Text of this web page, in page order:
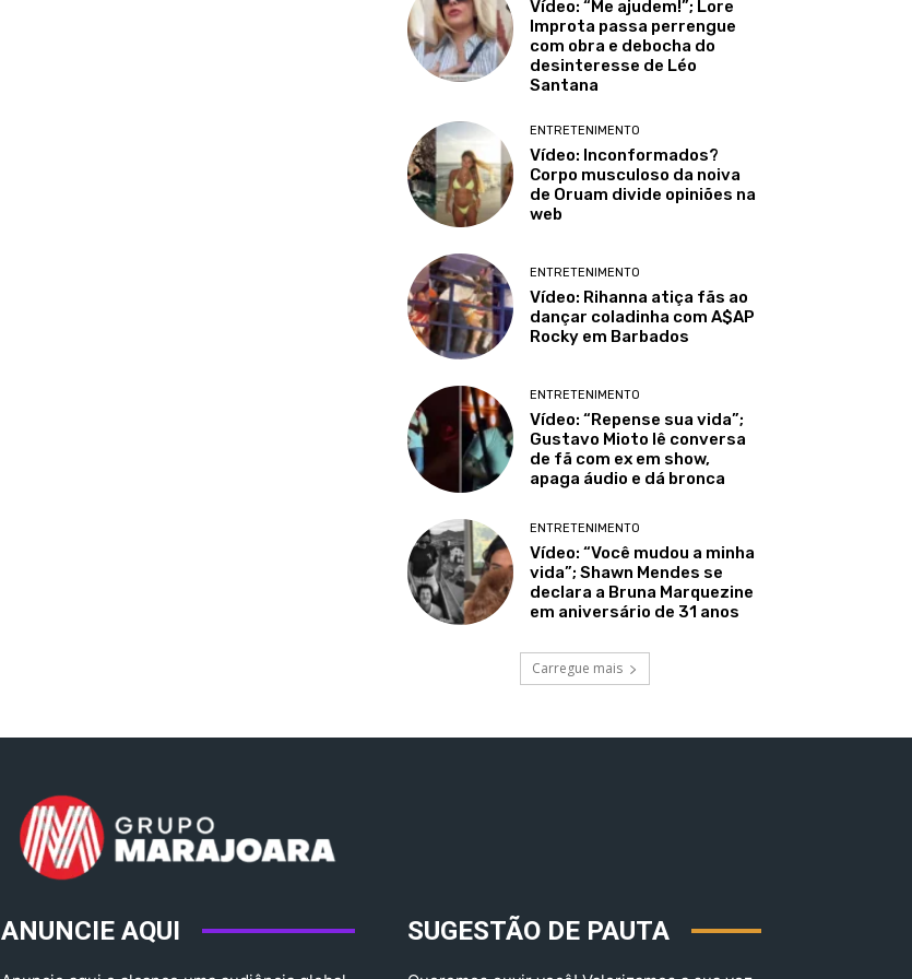
Vídeo: “Me ajudem!”; Lore
Improta passa perrengue
com obra e debocha do
desinteresse de Léo
Santana
ENTRETENIMENTO
Vídeo: Inconformados?
Corpo musculoso da noiva
de Oruam divide opiniões na
web
ENTRETENIMENTO
Vídeo: Rihanna atiça fãs ao
dançar coladinha com A$AP
Rocky em Barbados
ENTRETENIMENTO
Vídeo: “Repense sua vida”;
Gustavo Mioto lê conversa
de fã com ex em show,
apaga áudio e dá bronca
ENTRETENIMENTO
Vídeo: “Você mudou a minha
vida”; Shawn Mendes se
declara a Bruna Marquezine
em aniversário de 31 anos
Carregue mais
ANUNCIE AQUI SUGESTÃO DE PAUTA